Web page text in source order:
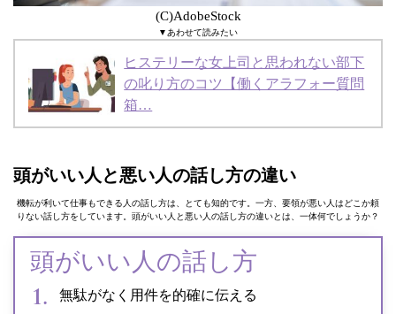
(C)AdobeStock
▼あわせて読みたい
ヒステリーな女上司と思われない部下
の叱り方のコツ【働くアラフォー質問
箱…
頭がいい人と悪い人の話し方の違い
機転が利いて仕事もできる人の話し方は、とても知的です。一方、要領が悪い人はどこか頼
りない話し方をしています。頭がいい人と悪い人の話し方の違いとは、一体何でしょうか？
頭がいい人の話し方
無駄がなく用件を的確に伝える